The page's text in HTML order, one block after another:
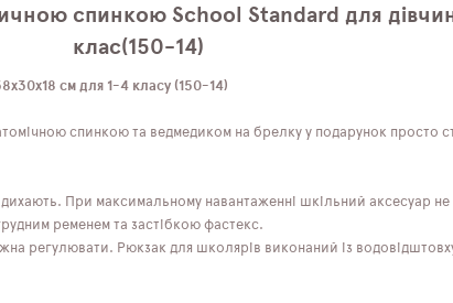
спинкою School Standard для
клас(150-14)
см для 1-4 класу (150-14)
спинкою та ведмедиком на брелку у подарунок просто
При максимальному навантаженні шкільний аксесуар
ременем та застібкою фастекс.
регулювати. Рюкзак для школярів виконаний із